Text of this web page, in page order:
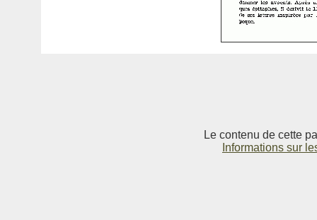
Le contenu de cette
Informations sur